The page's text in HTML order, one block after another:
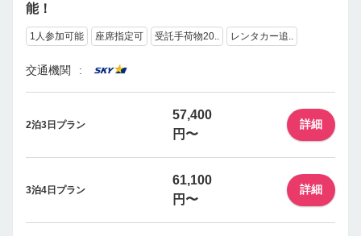
能！
1人参加可能 座席指定可 受託手荷物20.. レンタカー追..
交通機関
2泊3日プラン
57,400
円〜
詳細
3泊4日プラン
61,100
円〜
詳細